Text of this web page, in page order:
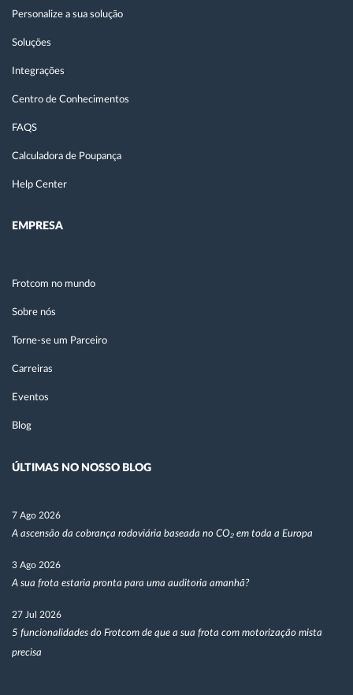
Personalize a sua solução
Soluções
Integrações
Centro de Conhecimentos
FAQS
Calculadora de Poupança
Help Center
EMPRESA
Frotcom no mundo
Sobre nós
Torne-se um Parceiro
Carreiras
Eventos
Blog
ÚLTIMAS NO NOSSO BLOG
7 Ago 2026
A ascensão da cobrança rodoviária baseada no CO₂ em toda a Europa
3 Ago 2026
A sua frota estaria pronta para uma auditoria amanhã?
27 Jul 2026
5 funcionalidades do Frotcom de que a sua frota com motorização mista
precisa